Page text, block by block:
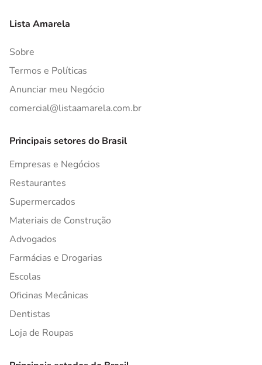
Lista Amarela
Sobre
Termos e Políticas
Anunciar meu Negócio
comercial@listaamarela.com.br
Principais setores do Brasil
Empresas e Negócios
Restaurantes
Supermercados
Materiais de Construção
Advogados
Farmácias e Drogarias
Escolas
Oficinas Mecânicas
Dentistas
Loja de Roupas